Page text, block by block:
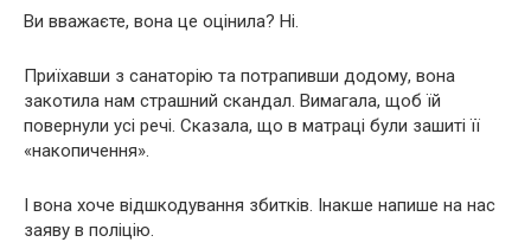
Ви вважаєте, вона це оцінила? Ні.
Приїхавши з санаторію та потрапивши додому, вона
закотила нам страшний скандал. Вимагала, щоб їй
повернули усі речі. Сказала, що в матраці були зашиті її
«накопичення».
І вона хоче відшкодування збитків. Інакше напише на нас
заяву в поліцію.